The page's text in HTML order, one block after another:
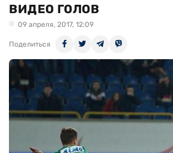
ВИДЕО ГОЛОВ
09 апреля, 2017, 12:09
Поделиться